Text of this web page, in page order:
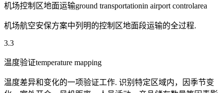
机场控制区地面运输ground transportationin airport controlarea
机场航空安保方案中列明的控制区地面段运输的全过程.
3.3
温度验证temperature mapping
温度差异和变化的一项验证工作. 识别特定区域内，因季节变